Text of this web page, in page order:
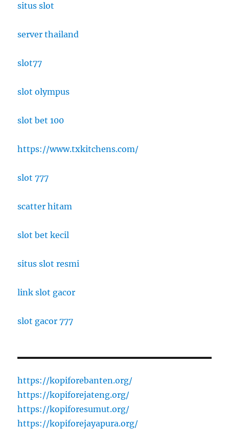
situs slot
server thailand
slot77
slot olympus
slot bet 100
https://www.txkitchens.com/
slot 777
scatter hitam
slot bet kecil
situs slot resmi
link slot gacor
slot gacor 777
https://kopiforebanten.org/
https://kopiforejateng.org/
https://kopiforesumut.org/
https://kopiforejayapura.org/